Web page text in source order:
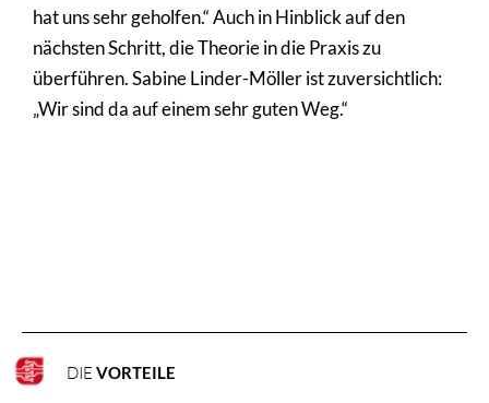
hat uns sehr geholfen.“ Auch in Hinblick auf den
nächsten Schritt, die Theorie in die Praxis zu
überführen. Sabine Linder-Möller ist zuversichtlich:
„Wir sind da auf einem sehr guten Weg.“
DIE VORTEILE